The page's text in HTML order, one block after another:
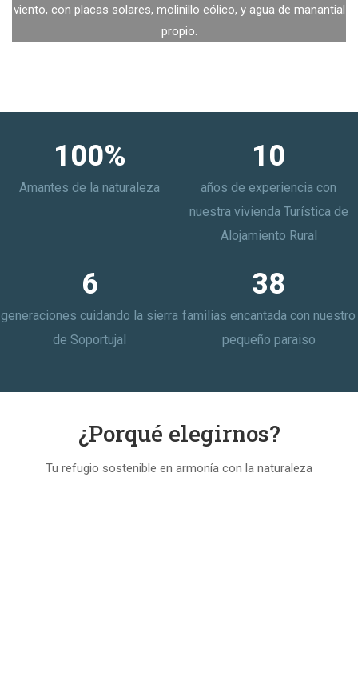
viento, con placas solares, molinillo eólico, y agua de manantial
propio.
100%
Amantes de la naturaleza
10
años de experiencia con
nuestra vivienda Turística de
Alojamiento Rural
6
generaciones cuidando la sierra
de Soportujal
38
familias encantada con nuestro
pequeño paraiso
¿Porqué elegirnos?
Tu refugio sostenible en armonía con la naturaleza